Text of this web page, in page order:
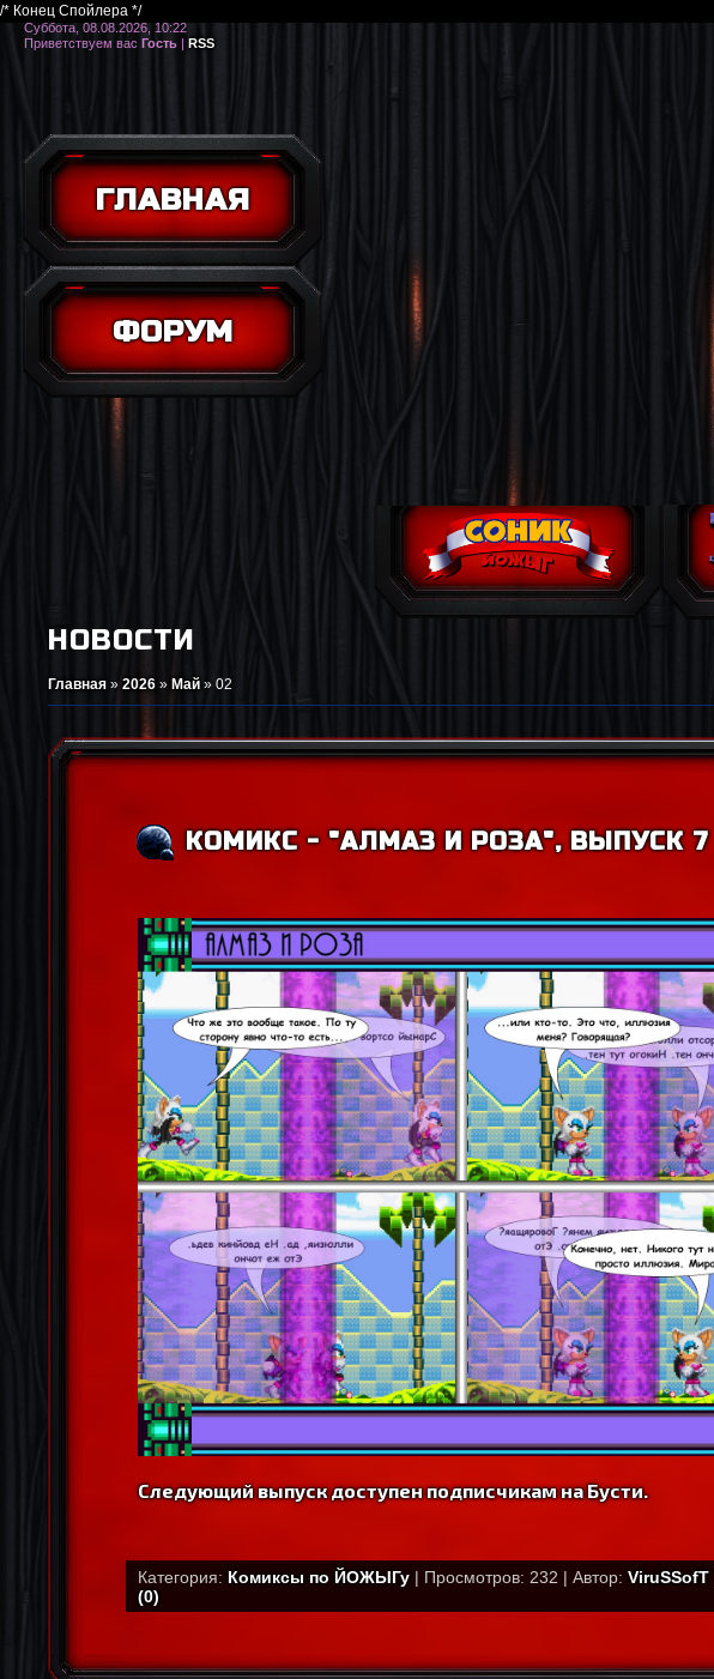
/* Конец Спойлера */
ГЛАВНАЯ
ФОРУМ
Суббота, 08.08.2026, 10:22
Приветствуем вас Гость | RSS
НОВОСТИ
Главная » 2026 » Май » 02
КОМИКС - "АЛМАЗ И РОЗА", ВЫПУСК 7
Следующий выпуск доступен подписчикам на Бусти.
Категория: Комиксы по ЙОЖЫГу | Просмотров: 232 | Автор: ViruSSofT
(0)